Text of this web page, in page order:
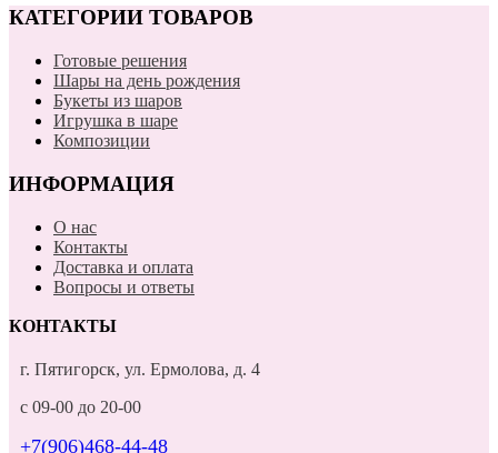
КАТЕГОРИИ ТОВАРОВ
Готовые решения
Шары на день рождения
Букеты из шаров
Игрушка в шаре
Композиции
ИНФОРМАЦИЯ
О нас
Контакты
Доставка и оплата
Вопросы и ответы
КОНТАКТЫ
г. Пятигорск, ул. Ермолова, д. 4
с 09-00 до 20-00
+7(906)468-44-48